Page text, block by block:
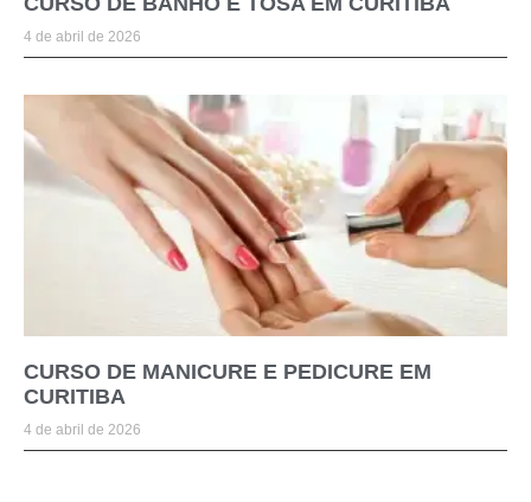
4 de abril de 2026
CURSO DE MANICURE E PEDICURE EM
CURITIBA
4 de abril de 2026